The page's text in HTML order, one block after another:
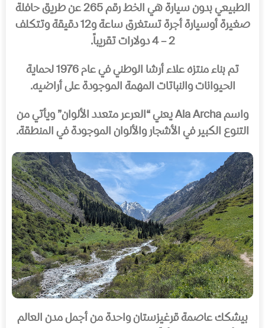
الطبيعي بدون سيارة هي الخط رقم 265 عن طريق حافلة
صغيرة أوسيارة أجرة تستغرق ساعة و12 دقيقة وتتكلف
2 – 4 دولارات تقريباً.
تم بناء منتزه علاء أرشا الوطني في عام 1976 لحماية
الحيوانات والنباتات المهمة الموجودة على أراضيه.
واسم Ala Archa يعني “العرعر متعدد الألوان” ويأتي من
التنوع الكبير في الأشجار والألوان الموجودة في المنطقة.
بيشكك عاصمة قرغيزستان واحدة من أجمل مدن العالم